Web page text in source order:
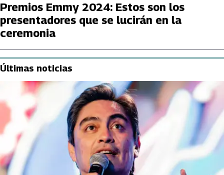
Premios Emmy 2024: Estos son los
presentadores que se lucirán en la
ceremonia
Últimas noticias